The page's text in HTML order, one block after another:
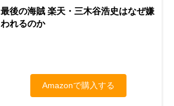
最後の海賊 楽天・三木谷浩史はなぜ嫌
われるのか
Amazonで購入する